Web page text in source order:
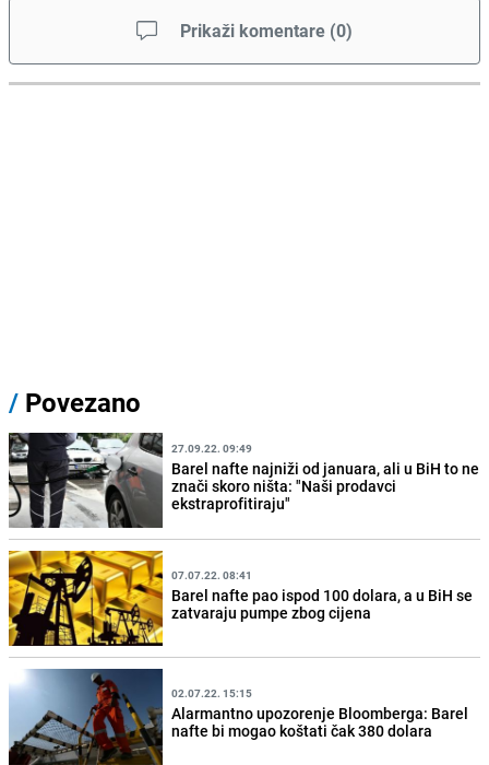
Prikaži komentare (0)
/ Povezano
27.09.22. 09:49
Barel nafte najniži od januara, ali u BiH to ne
znači skoro ništa: "Naši prodavci
ekstraprofitiraju"
07.07.22. 08:41
Barel nafte pao ispod 100 dolara, a u BiH se
zatvaraju pumpe zbog cijena
02.07.22. 15:15
Alarmantno upozorenje Bloomberga: Barel
nafte bi mogao koštati čak 380 dolara